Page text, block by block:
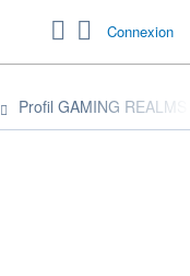
Connexion
Profil GAMING REALMS